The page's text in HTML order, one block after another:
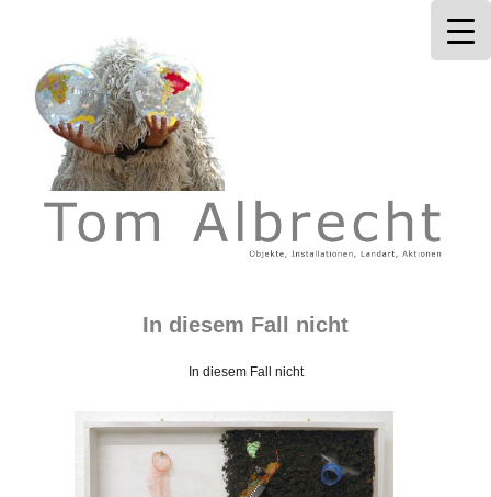
Tom Albrecht
In diesem Fall nicht
In diesem Fall nicht